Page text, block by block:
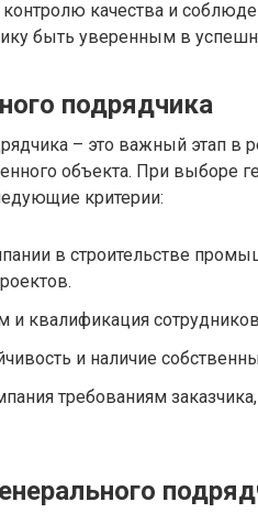
контролю качества и
быть уверенным в
подрядчика
– это важный этап в
объекта. При выборе
критерии:
в строительстве
и квалификация
и наличие
требованиям